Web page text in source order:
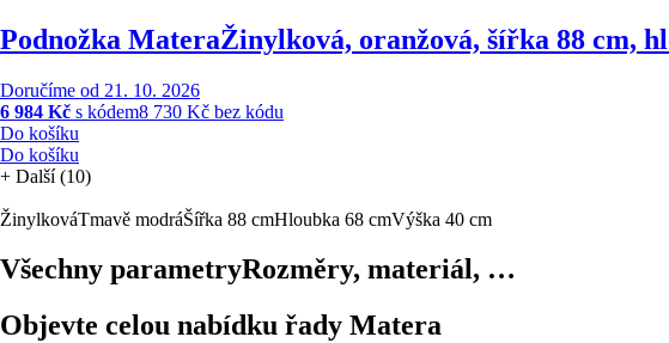
Podnožka MateraŽinylková, oranžová, šířka 88 cm,
Doručíme od 21. 10. 2026
6 984 Kč s kódem8 730 Kč bez kódu
Do košíku
Do košíku
+ Další (10)
ŽinylkováTmavě modráŠířka 88 cmHloubka 68 cmVýška 40 cm
Všechny parametryRozměry, materiál, …
Objevte celou nabídku řady Matera